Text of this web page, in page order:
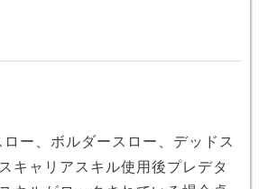
ー、ボルダースロー、デッドス
キャリアスキル使用後プレデタ